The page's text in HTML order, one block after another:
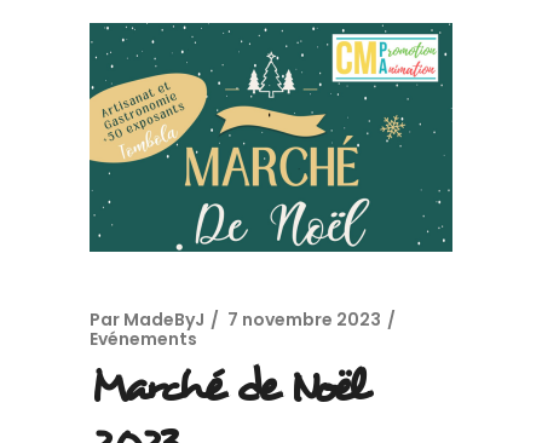
Par MadeByJ
7 novembre 2023
Evénements
Marché de Noël